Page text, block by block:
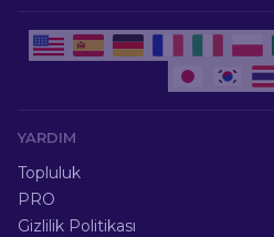
YARDIM
Topluluk
PRO
Gizlilik Politikası